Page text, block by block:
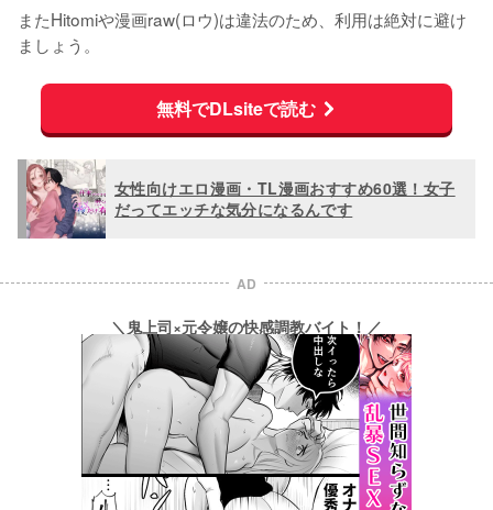
またHitomiや漫画raw(ロウ)は違法のため、利用は絶対に避け
ましょう。
無料でDLsiteで読む
女性向けエロ漫画・TL漫画おすすめ60選！女子
だってエッチな気分になるんです
AD
＼鬼上司×元令嬢の快感調教バイト！／